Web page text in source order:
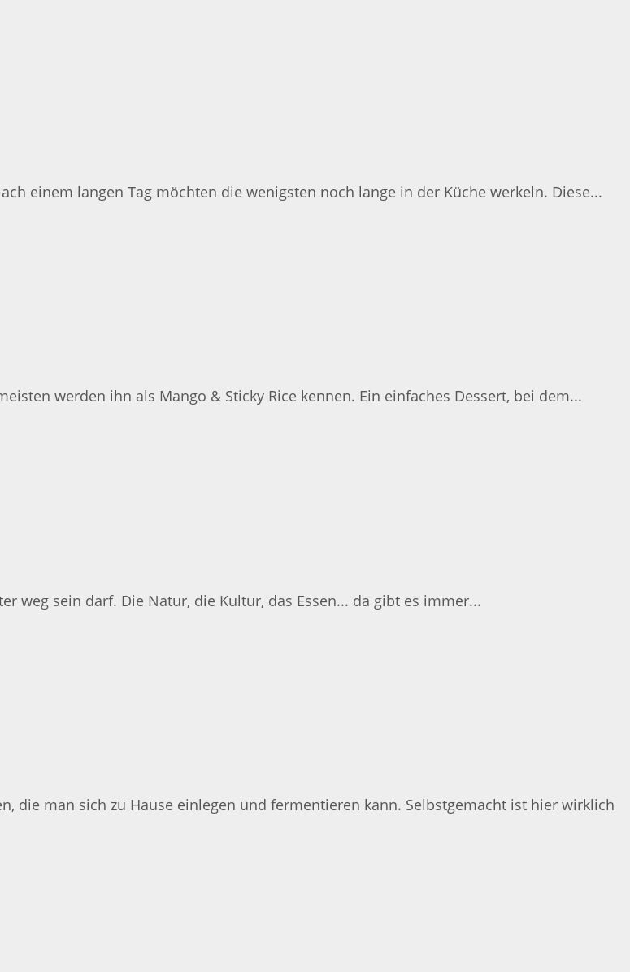
einem langen Tag möchten die wenigsten noch lange in der Küche werkeln. Diese...
werden ihn als Mango & Sticky Rice kennen. Ein einfaches Dessert, bei dem...
weg sein darf. Die Natur, die Kultur, das Essen... da gibt es immer...
die man sich zu Hause einlegen und fermentieren kann. Selbstgemacht ist hier wirklich